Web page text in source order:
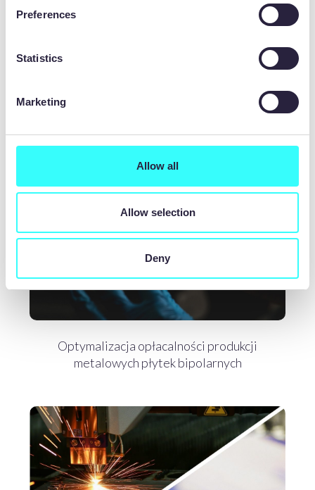
Preferences
Statistics
Marketing
Allow all
Allow selection
Deny
Dlaczego trawienie chemiczne jest najlepsze
Optymalizacja opłacalności produkcji
metalowych płytek bipolarnych